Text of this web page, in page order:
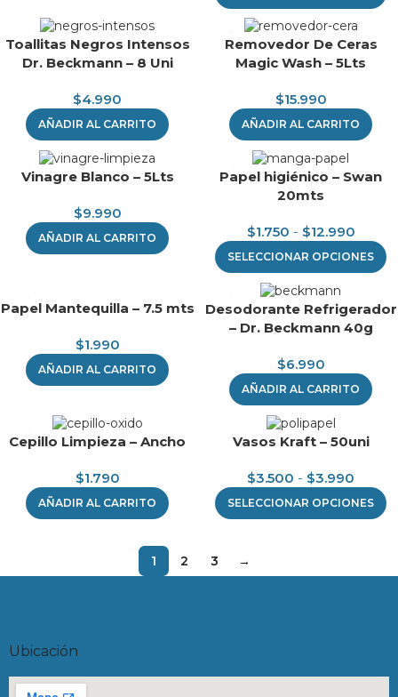
Toallitas Negros Intensos
Dr. Beckmann – 8 Uni
$4.990
AÑADIR AL CARRITO
Removedor De Ceras
Magic Wash – 5Lts
$15.990
AÑADIR AL CARRITO
Vinagre Blanco – 5Lts
$9.990
AÑADIR AL CARRITO
Papel higiénico – Swan
20mts
$1.750 - $12.990
SELECCIONAR OPCIONES
Papel Mantequilla – 7.5 mts
$1.990
AÑADIR AL CARRITO
Desodorante Refrigerador
– Dr. Beckmann 40g
$6.990
AÑADIR AL CARRITO
Cepillo Limpieza – Ancho
$1.790
AÑADIR AL CARRITO
Vasos Kraft – 50uni
$3.500 - $3.990
SELECCIONAR OPCIONES
1 2 3 →
Ubicación